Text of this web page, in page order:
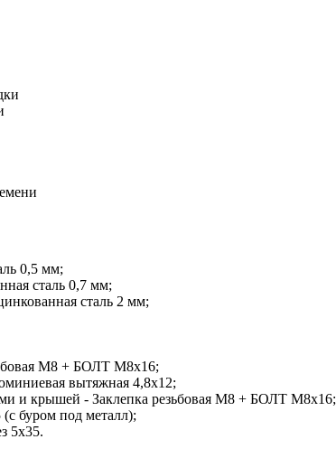
0,5 мм;
сталь 0,7 мм;
сталь 2 мм;
М8 + БОЛТ М8х16;
вытяжная 4,8х12;
и крышей - Заклепка резьбовая М8 + БОЛТ М8х16;
буром под металл);
5х35.